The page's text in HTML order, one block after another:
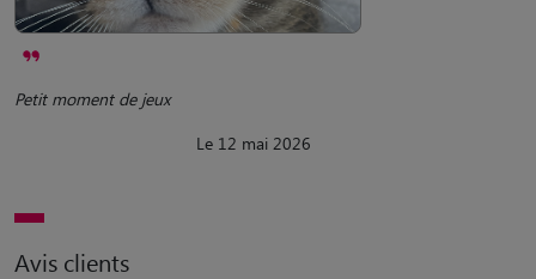
Petit moment de jeux
Le 12 mai 2026
Avis clients